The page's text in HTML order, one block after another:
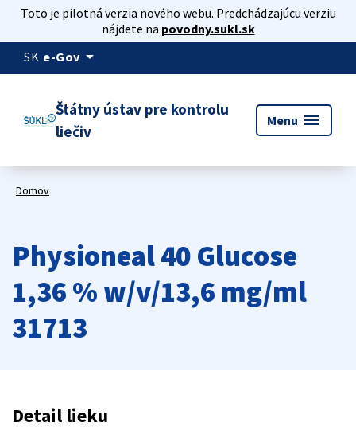
Toto je pilotná verzia nového webu. Predchádzajúcu verziu
nájdete na povodny.sukl.sk
SK e-Gov arrow_drop_down
Štátny ústav pre kontrolu
liečiv
Menu menu
Domov
Physioneal 40 Glucose
1,36 % w/v/13,6 mg/ml
31713
Detail lieku